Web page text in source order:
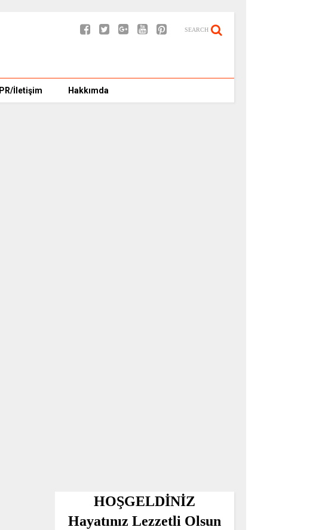
SEARCH
PR/İletişim Hakkımda
HOŞGELDİNİZ
Hayatınız Lezzetli Olsun